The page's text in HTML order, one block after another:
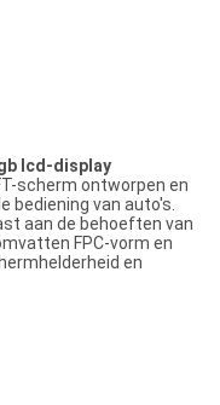
lcd-display
scherm ontworpen en
bediening van auto's.
aan de behoeften van
FPC-vorm en
en